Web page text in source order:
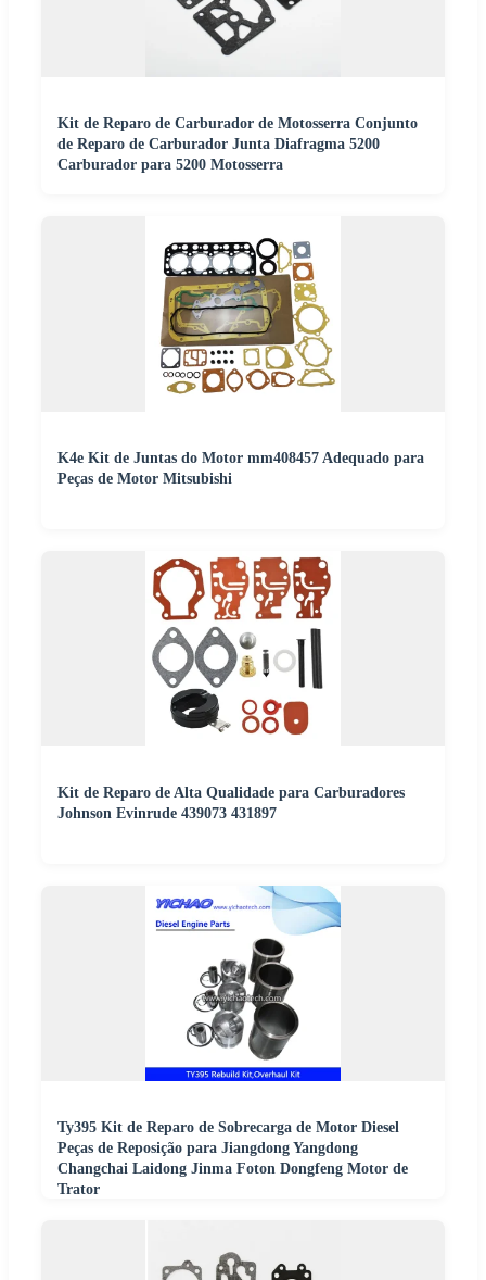
Kit de Reparo de Carburador de Motosserra Conjunto
de Reparo de Carburador Junta Diafragma 5200
Carburador para 5200 Motosserra
K4e Kit de Juntas do Motor mm408457 Adequado para
Peças de Motor Mitsubishi
Kit de Reparo de Alta Qualidade para Carburadores
Johnson Evinrude 439073 431897
Ty395 Kit de Reparo de Sobrecarga de Motor Diesel
Peças de Reposição para Jiangdong Yangdong
Changchai Laidong Jinma Foton Dongfeng Motor de
Trator